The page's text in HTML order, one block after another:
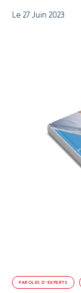
Le 27 Juin 2023
PAROLES D'EXPERTS